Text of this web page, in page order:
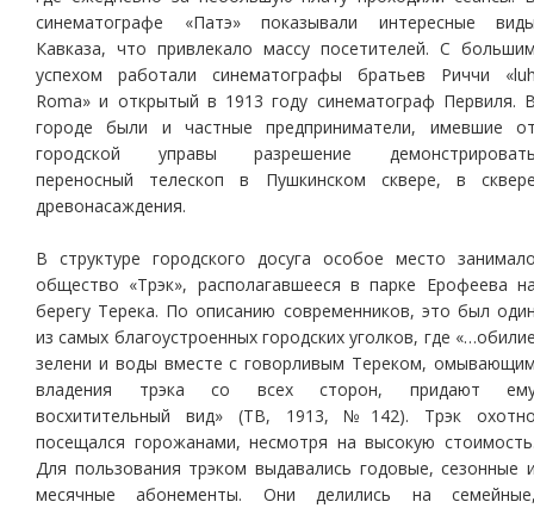
синематографе «Патэ» показывали интересные
Кавказа, что привлекало массу посетителей. С
успехом работали синематографы братьев Риччи
Roma» и открытый в 1913 году синематограф Первиля.
городе были и частные предприниматели, имевшие
городской управы разрешение
переносный телескоп в Пушкинском сквере, в
древонасаждения.
В структуре городского досуга особое место
общество «Трэк», располагавшееся в парке Ерофеева
берегу Терека. По описанию современников, это был
из самых благоустроенных городских уголков, где
зелени и воды вместе с говорливым Тереком,
владения трэка со всех сторон, придают
восхитительный вид» (ТВ, 1913, №142). Трэк
посещался горожанами, несмотря на высокую
Для пользования трэком выдавались годовые, сезонные
месячные абонементы. Они делились на